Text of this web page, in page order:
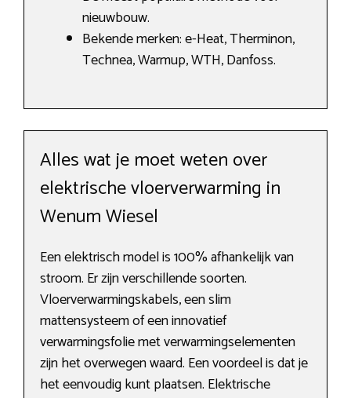
nieuwbouw.
Bekende merken: e-Heat, Therminon,
Technea, Warmup, WTH, Danfoss.
Alles wat je moet weten over
elektrische vloerverwarming in
Wenum Wiesel
Een elektrisch model is 100% afhankelijk van
stroom. Er zijn verschillende soorten.
Vloerverwarmingskabels, een slim
mattensysteem of een innovatief
verwarmingsfolie met verwarmingselementen
zijn het overwegen waard. Een voordeel is dat je
het eenvoudig kunt plaatsen. Elektrische